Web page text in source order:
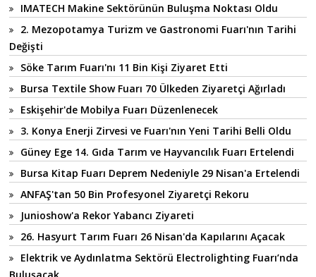
IMATECH Makine Sektörünün Buluşma Noktası Oldu
2. Mezopotamya Turizm ve Gastronomi Fuarı'nın Tarihi
Değişti
Söke Tarım Fuarı'nı 11 Bin Kişi Ziyaret Etti
Bursa Textile Show Fuarı 70 Ülkeden Ziyaretçi Ağırladı
Eskişehir'de Mobilya Fuarı Düzenlenecek
3. Konya Enerji Zirvesi ve Fuarı'nın Yeni Tarihi Belli Oldu
Güney Ege 14. Gıda Tarım ve Hayvancılık Fuarı Ertelendi
Bursa Kitap Fuarı Deprem Nedeniyle 29 Nisan'a Ertelendi
ANFAŞ'tan 50 Bin Profesyonel Ziyaretçi Rekoru
Junioshow'a Rekor Yabancı Ziyareti
26. Hasyurt Tarım Fuarı 26 Nisan'da Kapılarını Açacak
Elektrik ve Aydınlatma Sektörü Electrolighting Fuarı’nda